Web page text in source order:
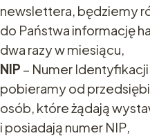
newslettera, będziemy
do Państwa informację
dwa razy w miesiącu,
NIP – Numer
pobieramy od
osób, które żądają
i posiadają numer NIP,